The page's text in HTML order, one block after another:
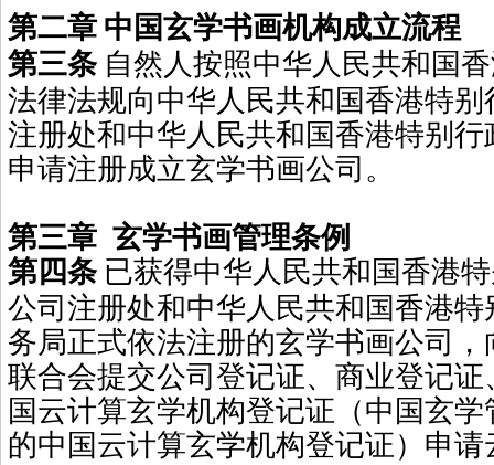
第二章 中国玄学书画机构成立流程
第三条 自然人按照中华人民共和国
法律法规向中华人民共和国香港特
注册处和中华人民共和国香港特别
申请注册成立玄学书画公司。
第三章 玄学书画管理条例
第四条 已获得中华人民共和国香港
公司注册处和中华人民共和国香港
务局正式依法注册的玄学书画公司
联合会提交公司登记证、商业登记
国云计算玄学机构登记证（中国玄
的中国云计算玄学机构登记证）申